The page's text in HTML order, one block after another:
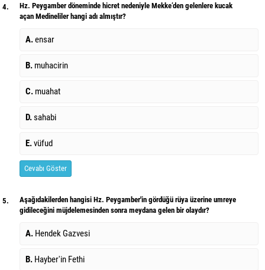
4.
Hz. Peygamber döneminde hicret nedeniyle Mekke’den gelenlere kucak
açan Medineliler hangi adı almıştır?
A.ensar
B. muhacirin
C. muahat
D.sahabi
E.vüfud
Cevabı Göster
5.
Aşağıdakilerden hangisi Hz. Peygamber'in gördüğü rüya üzerine umreye
gidileceğini müjdelemesinden sonra meydana gelen bir olaydır?
A. Hendek Gazvesi
B. Hayber'in Fethi